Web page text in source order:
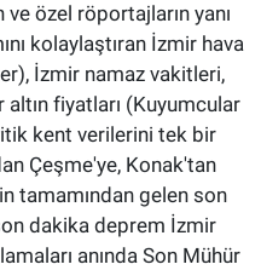
ve özel röportajların yanı
kolaylaştıran İzmir hava
İzmir namaz vakitleri,
fiyatları (Kuyumcular
kent verilerini tek bir
Çeşme'ye, Konak'tan
tamamından gelen son
dakika deprem İzmir
anında Son Mühür